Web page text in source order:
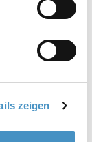
zeigen
LC